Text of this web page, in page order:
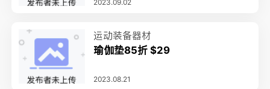
2023.09.02
运动装备器材
瑜伽垫85折 $29
2023.08.21